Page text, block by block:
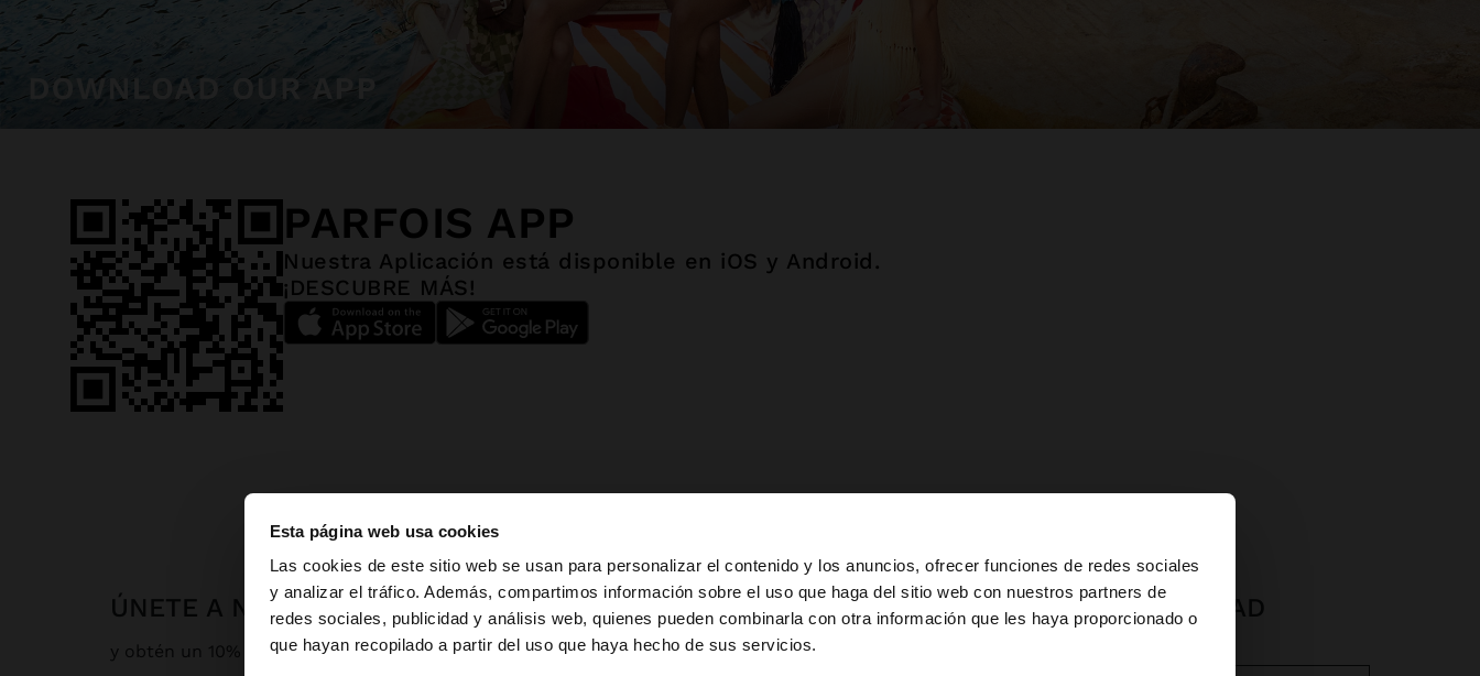
Esta página web usa cookies
Las cookies de este sitio web se usan para personalizar el contenido y los anuncios, ofrecer funciones de redes sociales
y analizar el tráfico. Además, compartimos información sobre el uso que haga del sitio web con nuestros partners de
redes sociales, publicidad y análisis web, quienes pueden combinarla con otra información que les haya proporcionado o
que hayan recopilado a partir del uso que haya hecho de sus servicios.
hola ×
Estás accediendo a la web de España. ¿Quieres ir a la web de United States?
PARFOIS APP
Nuestra Aplicación está disponible en iOS y Android.
¡DESCUBRE MÁS!
ÚNETE A NUESTRA NEWSLETTER
y obtén un 10% de descuento
APP DOWNLOAD